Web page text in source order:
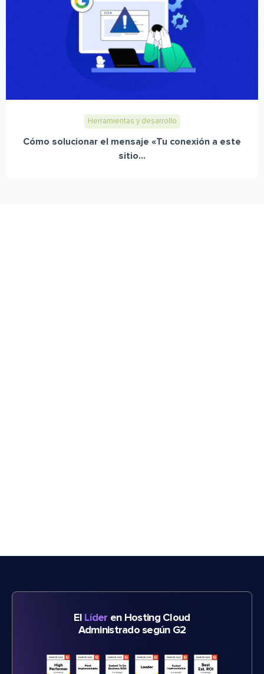
Herramientas y desarrollo
Cómo solucionar el mensaje «Tu conexión a este
sitio...
El Líder en Hosting Cloud
Administrado según G2